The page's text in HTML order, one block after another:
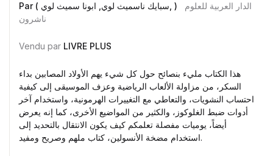
Par ( سبايك ناسميث لوي, ابونا سميث لوي, )
الدار العربية للعلوم
ناشرون
Vendu par LIVRE PLUS
هذا الكتاب مليء بنصائح حول كل شيء يهم الأولاد المصابين بداء
السكر، من مزاولة الألعاب الرياضية وعزف الموسيقى إلى كيفية
احتساب النشويات، والتعاطي مع التغييرات الهرمونية، واستخدام آخر
أدوات ضبط الغلوكوز، والكثير من المواضيع الأخرى، كما إنه يعرض
أيضاً، يوميات مفصلة تعلمكم كيف يكون الانتقال بالتحديد إلى
استخدام مضخة الأنسولين، كتاب ملهم وصريح ومفيد.